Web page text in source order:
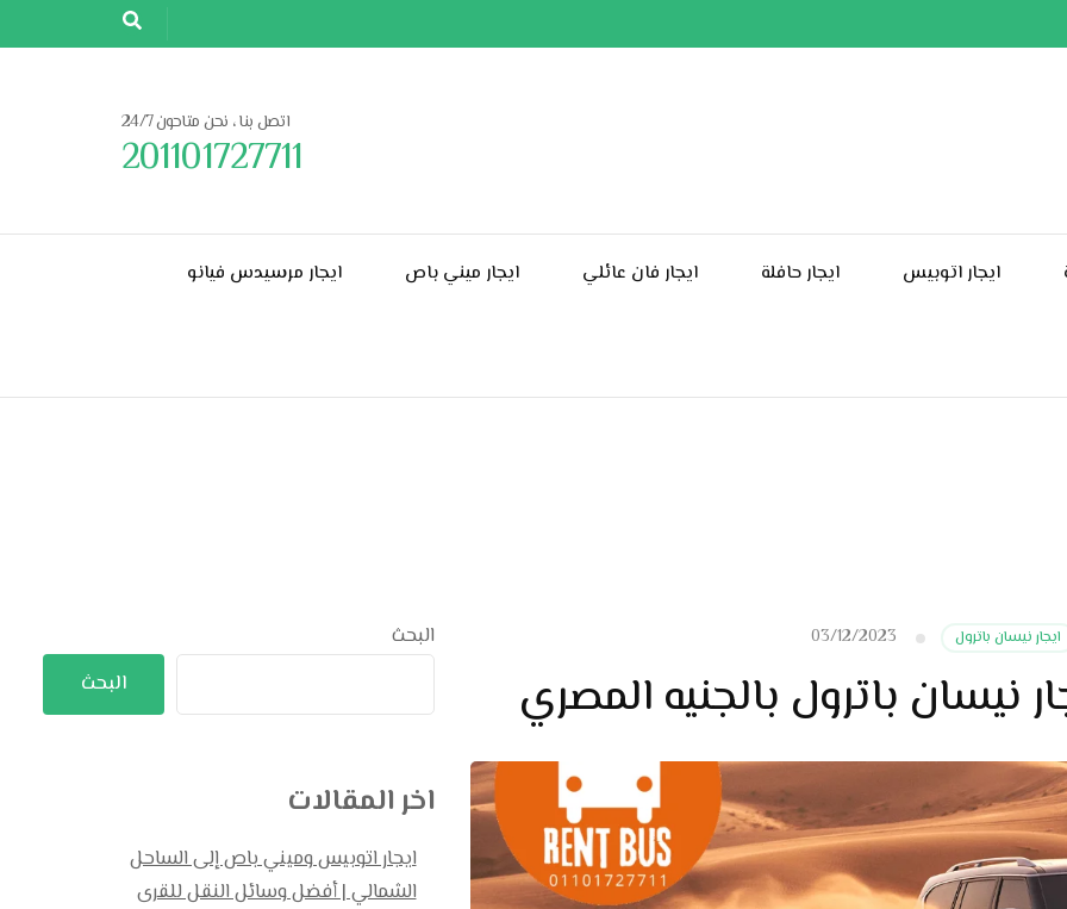
اتصل بنا ، نحن متاحون 24/7
201101727711
ايجار اتوبيس ايجار حافلة ايجار فان عائلي ايجار ميني باص ايجار مرسيدس فيانو
ايجار نيسان باترول 03/12/2023
نيسان باترول بالجنيه المصري
البحث
البحث
اخر المقالات
ايجار اتوبيس وميني باص إلى الساحل
الشمالي | أفضل وسائل النقل للقرى